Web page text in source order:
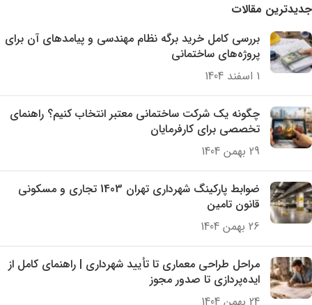
جدیدترین مقالات
بررسی کامل خرید برگه نظام مهندسی و پیامدهای آن برای
پروژه‌های ساختمانی
1 اسفند 1404
چگونه یک شرکت ساختمانی معتبر انتخاب کنیم؟ راهنمای
تخصصی برای کارفرمایان
29 بهمن 1404
ضوابط پارکینگ شهرداری تهران 1403 تجاری و مسکونی
قانون تامین
26 بهمن 1404
مراحل طراحی معماری تا تأیید شهرداری | راهنمای کامل از
ایده‌پردازی تا صدور مجوز